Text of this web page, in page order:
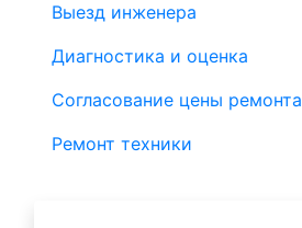
Выезд инженера
Диагностика и оценка
Согласование цены ремонта
Ремонт техники